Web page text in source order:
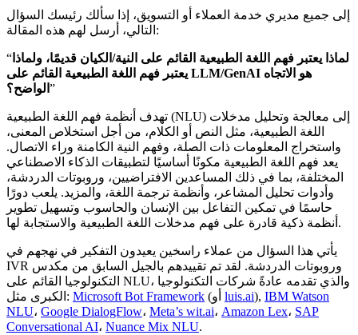
إلى جميع مديري خدمة العملاء أو التسويق، إذا سألك رئيسك السؤال
التالي، أرسل لهم هذه المقالة:
“ لماذا يعتبر فهم اللغة الطبيعية القائم على النية/الكيان قديمًا، ولماذا
يعتبر فهم اللغة الطبيعية القائم على LLM/GenAI هو الاتجاه
الواضح؟ ”
تهدف أنظمة فهم اللغة الطبيعية (NLU) إلى معالجة وتحليل مدخلات
اللغة الطبيعية، مثل النص أو الكلام، من أجل استخلاص المعنى،
واستخراج المعلومات ذات الصلة، وفهم النية الكامنة وراء الاتصال.
يعد فهم اللغة الطبيعية مكونًا أساسيًا لتطبيقات الذكاء الاصطناعي
المختلفة، بما في ذلك المساعدين الافتراضيين، وروبوتات الدردشة،
وأدوات تحليل المشاعر، وأنظمة ترجمة اللغة، والمزيد. يلعب دورًا
حاسمًا في تمكين التفاعل بين الإنسان والحاسوب وتسهيل تطوير
أنظمة ذكية قادرة على فهم مدخلات اللغة الطبيعية والاستجابة لها.
يأتي هذا السؤال من عملاء راسخين يعيدون التفكير في نهجهم في
IVR وروبوتات الدردشة. لقد تم تقييدهم بالجيل السابق من مكدس
التكنولوجيا القائم على NLU، والذي تقدمه عادةً شركات التكنولوجيا
الكبرى مثل: Microsoft Bot Framework luis.ai), IBM Watson
NLU، Google DialogFlow، Meta’s wit.ai، Amazon Lex، SAP
Conversational AI، Nuance Mix NLU.